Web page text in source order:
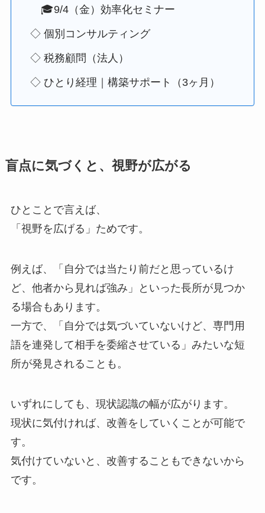
🎓9/4（金）効率化セミナー
◇ 個別コンサルティング
◇ 税務顧問（法人）
◇ ひとり経理｜構築サポート（3ヶ月）
盲点に気づくと、視野が広がる
ひとことで言えば、
「視野を広げる」ためです。
例えば、「自分では当たり前だと思っているけ
ど、他者から見れば強み」といった長所が見つか
る場合もあります。
一方で、「自分では気づいていないけど、専門用
語を連発して相手を委縮させている」みたいな短
所が発見されることも。
いずれにしても、現状認識の幅が広がります。
現状に気付ければ、改善をしていくことが可能で
す。
気付けていないと、改善することもできないから
です。